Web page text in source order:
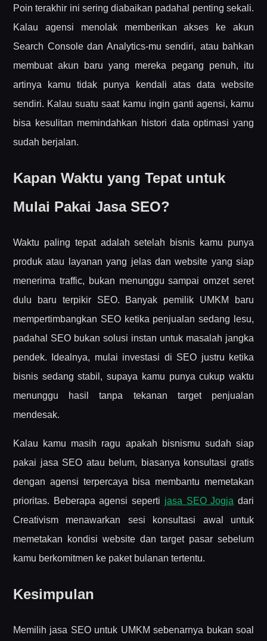
Poin terakhir ini sering diabaikan padahal penting sekali.
Kalau agensi menolak memberikan akses ke akun
Search Console dan Analytics-mu sendiri, atau bahkan
membuat akun baru yang mereka pegang penuh, itu
artinya kamu tidak punya kendali atas data website
sendiri. Kalau suatu saat kamu ingin ganti agensi, kamu
bisa kesulitan memindahkan histori data optimasi yang
sudah berjalan.
Kapan Waktu yang Tepat untuk
Mulai Pakai Jasa SEO?
Waktu paling tepat adalah setelah bisnis kamu punya
produk atau layanan yang jelas dan website yang siap
menerima traffic, bukan menunggu sampai omzet seret
dulu baru terpikir SEO. Banyak pemilik UMKM baru
mempertimbangkan SEO ketika penjualan sedang lesu,
padahal SEO bukan solusi instan untuk masalah jangka
pendek. Idealnya, mulai investasi di SEO justru ketika
bisnis sedang stabil, supaya kamu punya cukup waktu
menunggu hasil tanpa tekanan target penjualan
mendesak.
Kalau kamu masih ragu apakah bisnismu sudah siap
pakai jasa SEO atau belum, biasanya konsultasi gratis
dengan agensi terpercaya bisa membantu memetakan
prioritas. Beberapa agensi seperti jasa SEO Jogja dari
Creativism menawarkan sesi konsultasi awal untuk
memetakan kondisi website dan target pasar sebelum
kamu berkomitmen ke paket bulanan tertentu.
Kesimpulan
Memilih jasa SEO untuk UMKM sebenarnya bukan soal